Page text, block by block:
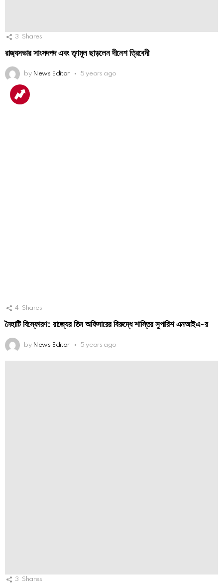
3 Shares
রাজ‍্যসভার সাংসদপদ এবং তৃণমূল ছাড়লেন দীনেশ ত্রিবেদী
by News Editor 5 years ago
4 Shares
নৈহাটি বিস্ফোরণ: রাজ্যের তিন অফিসারের বিরুদ্ধে শাস্তির সুপারিশ এনআইএ-র
by News Editor 5 years ago
3 Shares